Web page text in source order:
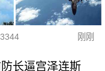
3344 刚刚
长逼宫泽连斯